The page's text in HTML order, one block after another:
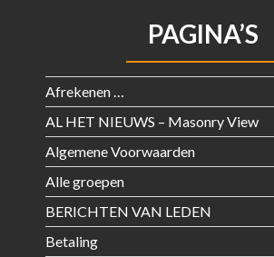
PAGINA’S
Afrekenen …
AL HET NIEUWS – Masonry View
Algemene Voorwaarden
Alle groepen
BERICHTEN VAN LEDEN
Betaling